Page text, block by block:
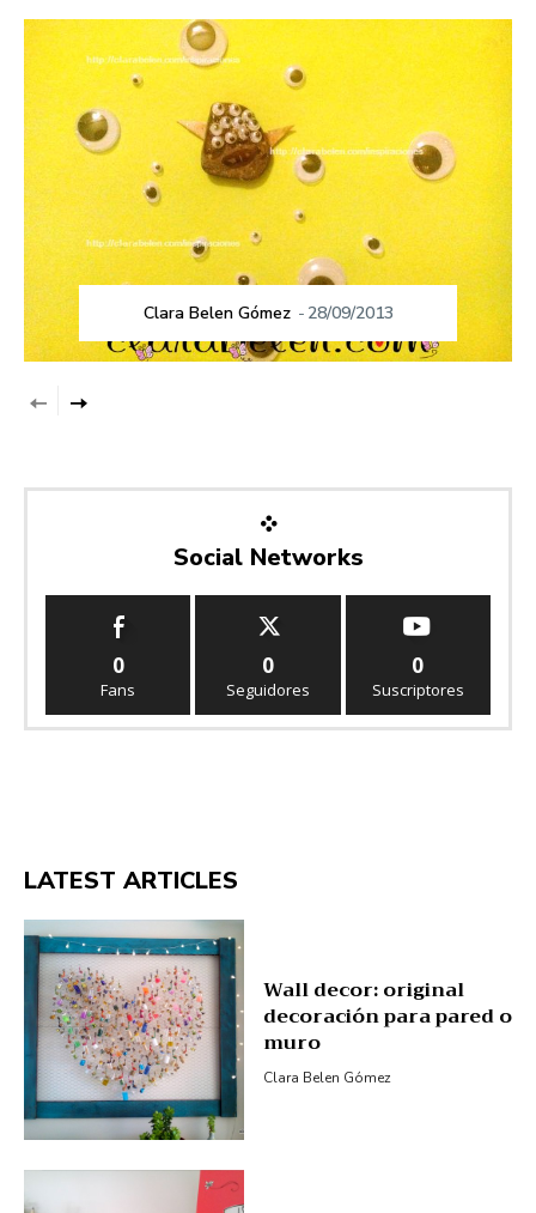
Clara Belen Gómez - 28/09/2013
Social Networks
0
Fans
0
Seguidores
0
Suscriptores
LATEST ARTICLES
Wall decor: original
decoración para pared o
muro
Clara Belen Gómez